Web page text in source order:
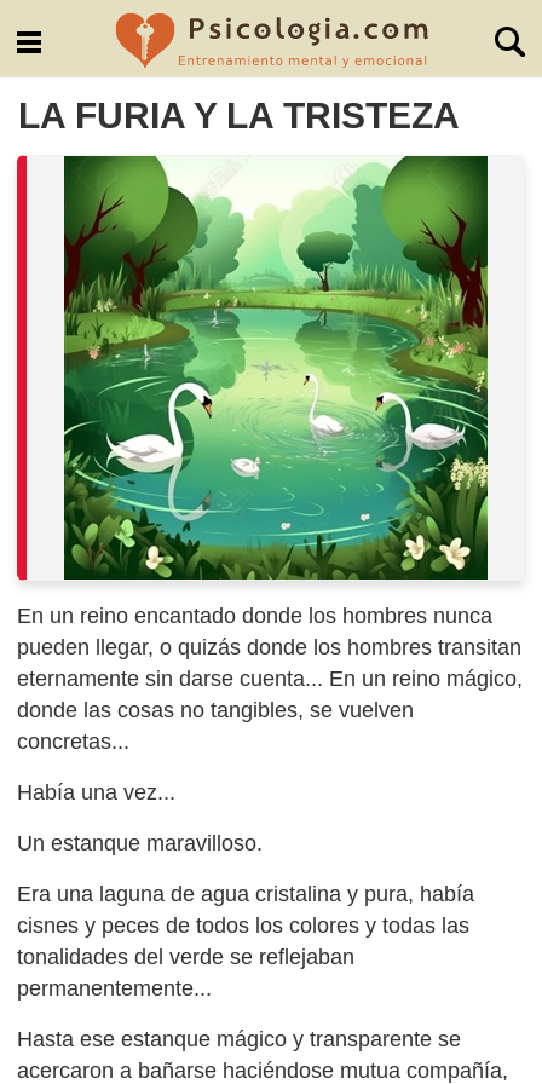
LA FURIA Y LA TRISTEZA
En un reino encantado donde los hombres nunca
pueden llegar, o quizás donde los hombres transitan
eternamente sin darse cuenta... En un reino mágico,
donde las cosas no tangibles, se vuelven
concretas...
Había una vez...
Un estanque maravilloso.
Era una laguna de agua cristalina y pura, había
cisnes y peces de todos los colores y todas las
tonalidades del verde se reflejaban
permanentemente...
Hasta ese estanque mágico y transparente se
acercaron a bañarse haciéndose mutua compañía,